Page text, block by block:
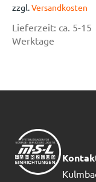
zzgl. Versandkosten
Lieferzeit: ca. 5-15
Werktage